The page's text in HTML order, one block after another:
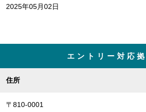
2025年05月02日
エントリー対応
住所
〒810-0001